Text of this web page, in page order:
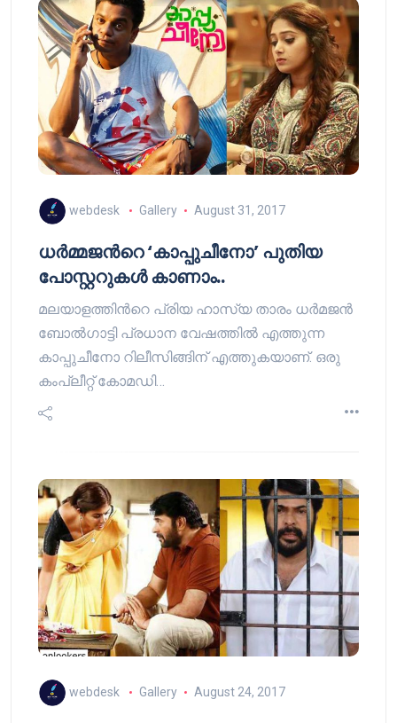
webdesk Gallery August 31, 2017
ധര്‍മ്മജന്‍റെ ‘കാപ്പുചീനോ’ പുതിയ
പോസ്റ്ററുകള്‍ കാണാം..
മലയാളത്തിന്‍റെ പ്രിയ ഹാസ്യ താരം ധര്‍മജന്‍
ബോല്‍ഗാട്ടി പ്രധാന വേഷത്തില്‍ എത്തുന്ന
കാപ്പുചീനോ റിലീസിങ്ങിന് എത്തുകയാണ്. ഒരു
കംപ്ലീറ്റ് കോമഡി…
webdesk Gallery August 24, 2017